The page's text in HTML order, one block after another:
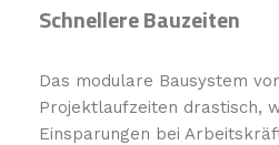
Schnellere Bauzeiten
Das modulare Bausystem
Projektlaufzeiten drastisch,
Einsparungen bei